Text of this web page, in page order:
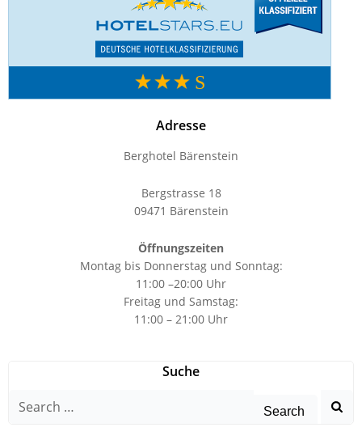
Adresse
Berghotel Bärenstein
Bergstrasse 18
09471 Bärenstein
Öffnungszeiten
Montag bis Donnerstag und Sonntag:
11:00 –20:00 Uhr
Freitag und Samstag:
11:00 – 21:00 Uhr
Suche
Search